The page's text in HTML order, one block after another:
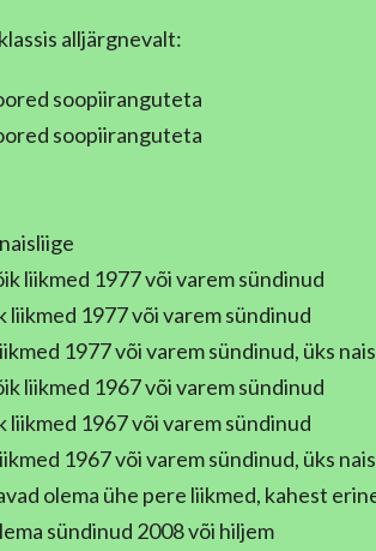
alljärgnevalt:
soopiiranguteta
soopiiranguteta
liikmed 1977 või varem sündinud
1977 või varem sündinud
1977 või varem sündinud, üks
liikmed 1967 või varem sündinud
1967 või varem sündinud
1967 või varem sündinud, üks
olema ühe pere liikmed, kahest
sündinud 2008 või hiljem